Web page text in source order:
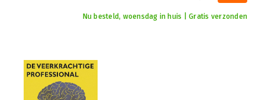
Nu besteld, woensdag in huis | Gratis verzonden